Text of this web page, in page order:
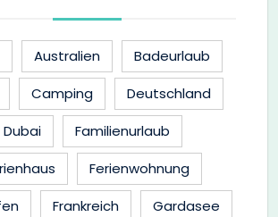
Australien
Badeurlaub
Camping
Deutschland
Dubai
Familienurlaub
Ferienwohnung
Frankreich
Gardasee